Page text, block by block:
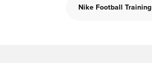
Nike Football Training